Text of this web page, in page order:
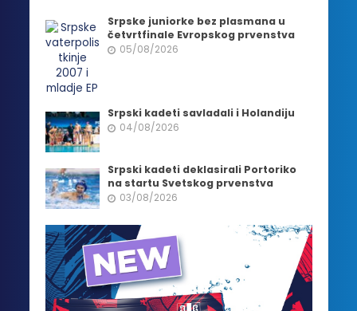
Srpske juniorke bez plasmana u
četvrtfinale Evropskog prvenstva
05/08/2026
Srpski kadeti savladali i Holandiju
04/08/2026
Srpski kadeti deklasirali Portoriko
na startu Svetskog prvenstva
03/08/2026